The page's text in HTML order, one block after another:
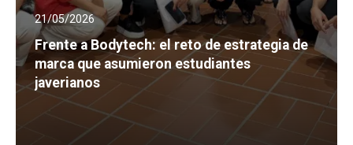
21/05/2026
Frente a Bodytech: el reto de estrategia de
marca que asumieron estudiantes
javerianos